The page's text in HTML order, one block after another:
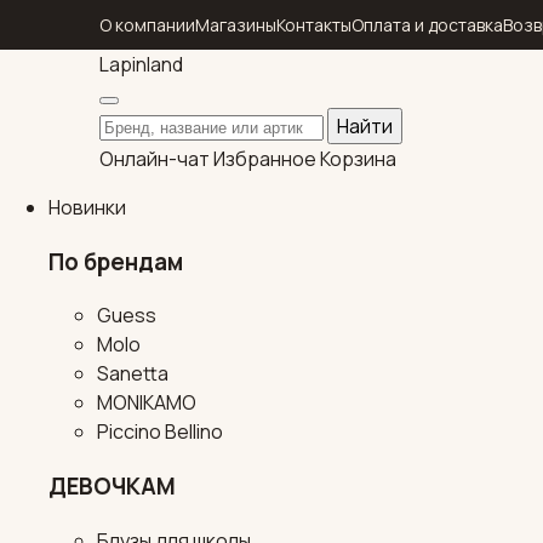
О компанииМагазиныКонтактыОплата и доставка
Lapinland
Поиск по каталогу
Найти
Онлайн-чатИзбранноеКорзина
Новинки
По брендам
Guess
Molo
Sanetta
MONIKAMO
Piccino Bellino
ДЕВОЧКАМ